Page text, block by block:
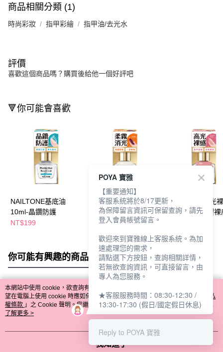
商品相關分類 (1)
時尚彩妝 指甲彩繪 指甲油/去光水
評價
喜歡這個商品嗎？購買後給他一個好評吧
🔻你可能會喜歡
NAILTONE基底油
10ml-晶鑽防護
NT$199
NAILTONE護甲油
10ml-奶霜柔霧
NT$179
NAILTONE高光
甲油10ml-淡櫻裸
你可能有興趣的商品 全站排行
熱門標籤
本網站中使用 cookie，欲查詢有關本網站使用 cookie 方式之詳情，及若您不希
望在電腦上使用 cookie 時應如何變更電腦的 cookie 設定，請參閱本網站「
隱私
權條款 」之 Cookie 聲明。您繼續使用本網站即表示您同意本公司得按本網站使
用條款之 Cookie 聲明使用 cookie。
了解更多 >
我知道了
POYA 寶雅
【重要通知】
客服系統將於8/17更新，
為保障留言資訊可保留查詢，請先
登入會員帳號留言。
歡迎來到寶雅線上客服系統。為加
速處理您的需求，
請點選下方按鈕，查詢相關詳情，
若無欲查詢資訊，可直接留言，由
專人為您服務。
★客服服務時間：08:30-12:30 /
13:30-17:30 (假日/國定假日休息)
Reply to POYA 寶雅